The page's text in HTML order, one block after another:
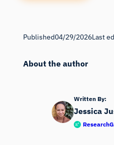
Published04/29/2026Last
About the author
Written By:
Jessica